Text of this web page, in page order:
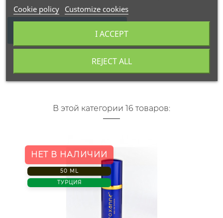
WRITE YOUR REVIEW
В этой категории 16 товаров:
НЕТ В НАЛИЧИИ
50 ML
ТУРЦИЯ
Cookie policy Customize cookies
REJECT ALL
I ACCEPT